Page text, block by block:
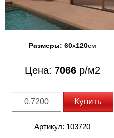
Размеры: 60x120см
Цена: 7066р/м2
Купить
Артикул: 103720